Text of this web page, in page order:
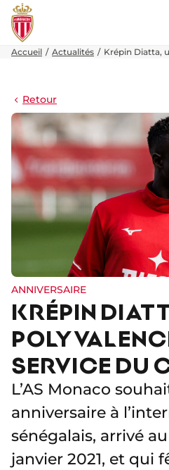
Accueil Actualités Krépin Diatta,
Retour
ANNIVERSAIRE
KRÉPIN
SERVICE DU
L’AS Monaco
anniversaire à
sénégalais, arrivé
janvier 2021, et qui